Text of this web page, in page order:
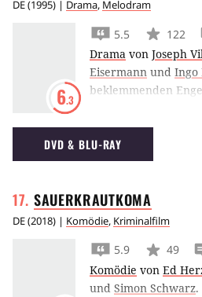
DE(1995) | Drama, Melodram
6.3
5.5 122
Drama von Joseph
Eisermann und Ingo
beklemmenden
Elias Alder wie ein
musikalische Genie
Augen wird wie ein
spät. Elias hat alles
einzigen Freund,
zu stellen.
DVD & BLU-RAY
SAUERKRAUTKOMA
DE(2018) | Komödie, Kriminalfilm
5.9 49
Komödie von Ed
und Simon Schwarz.